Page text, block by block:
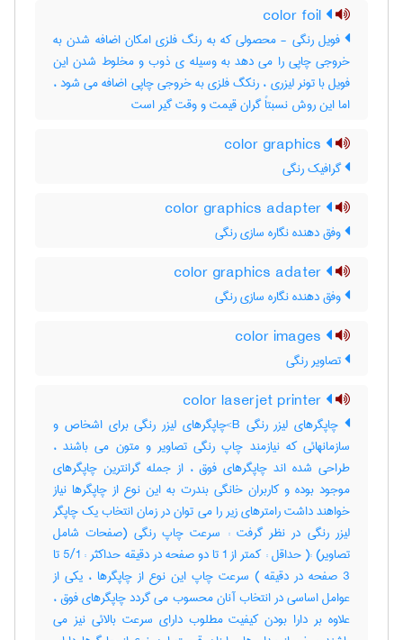
فویل رنگی - محصولی که به رنگ فلزی امکان اضافه شدن به
خروجی چاپی را می دهد به وسیله ی ذوب و مخلوط شدن این
فویل با تونر لیزری ، رنکگ فلزی به خروجی چاپی اضافه می شود ،
اما این روش نسبتاً گران قیمت و وقت گیر است
گرافیک رنگی
وفق دهنده نگاره سازی رنگی
وفق دهنده نگاره سازی رنگی
تصاویر رنگی
چاپگرهای لیزر رنگی B>چاپگرهای لیزر رنگی برای اشخاص و
سازمانهائی که نیازمند چاپ رنگی تصاویر و متون می باشند ،
طراحی شده اند چاپگرهای فوق ، از جمله ‌گرانترین چاپگرهای
موجود بوده و کاربران خانگی بندرت به این نوع از چاپگرها نیاز
خواهند داشت رامترهای زیر را می توان در زمان انتخاب یک چاپگر
لیزر رنگی در نظر گرفت : سرعت چاپ رنگی (صفحات شامل
تصاویر) :( حداقل : کمتر از 1 تا دو صفحه در دقیقه حداکثر : 5/1 تا
3 صفحه در دقیقه ) سرعت چاپ این نوع از چاپگرها ، یکی از
عوامل اساسی در انتخاب آنان محسوب می گردد چاپگرهای فوق ،
علاوه بر دارا بودن کیفیت مطلوب دارای سرعت بالائی نیز می